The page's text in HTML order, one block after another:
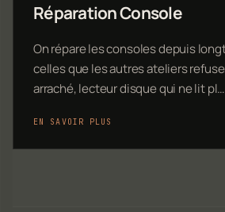
Réparation Console
On répare les consoles depuis
celles que les autres ateliers
arraché, lecteur disque qui ne lit pl…
EN SAVOIR PLUS